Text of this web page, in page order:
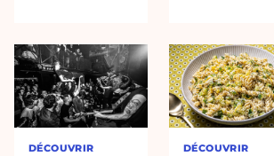
DÉCOUVRIR DÉCOUVRIR